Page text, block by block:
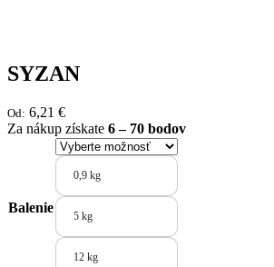
SYZAN
Od: 6,21 €
Za nákup získate 6 – 70 bodov
Balenie
0,9 kg
5 kg
12 kg